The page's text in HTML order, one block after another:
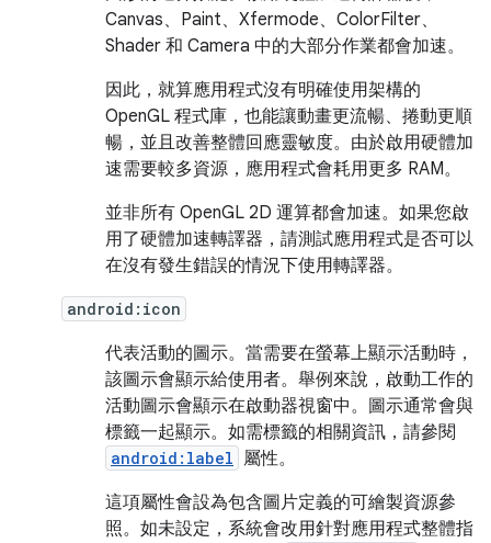
Canvas、Paint、Xfermode、ColorFilter、
Shader 和 Camera 中的大部分作業都會加速。
因此，就算應用程式沒有明確使用架構的
OpenGL 程式庫，也能讓動畫更流暢、捲動更順
暢，並且改善整體回應靈敏度。由於啟用硬體加
速需要較多資源，應用程式會耗用更多 RAM。
並非所有 OpenGL 2D 運算都會加速。如果您啟
用了硬體加速轉譯器，請測試應用程式是否可以
在沒有發生錯誤的情況下使用轉譯器。
android:icon
代表活動的圖示。當需要在螢幕上顯示活動時，
該圖示會顯示給使用者。舉例來說，啟動工作的
活動圖示會顯示在啟動器視窗中。圖示通常會與
標籤一起顯示。如需標籤的相關資訊，請參閱
android:label 屬性。
這項屬性會設為包含圖片定義的可繪製資源參
照。如未設定，系統會改用針對應用程式整體指